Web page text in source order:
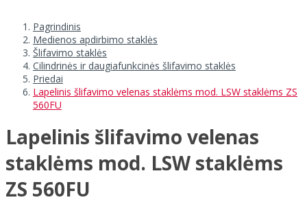
Pagrindinis
Medienos apdirbimo staklės
Šlifavimo staklės
Cilindrinės ir daugiafunkcinės šlifavimo staklės
Priedai
Lapelinis šlifavimo velenas staklėms mod. LSW staklėms ZS
560FU
Lapelinis šlifavimo velenas
staklėms mod. LSW staklėms
ZS 560FU